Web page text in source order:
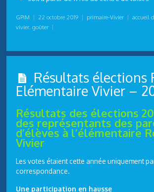
GPIM | 22 octobre 2019 | primaire-Vivier | accueil
vivier,goûter |
Résultats élections
Elémentaire Vivier –
Résultats des élections
des représentants des
d’élèves à l’élémentaire
Vivier
Les votes étaient cette année uniquement
correspondance.
Une participation en hausse